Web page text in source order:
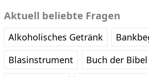
Aktuell beliebte Fragen
Alkoholisches Getränk
Blasinstrument
Buch der Bibel